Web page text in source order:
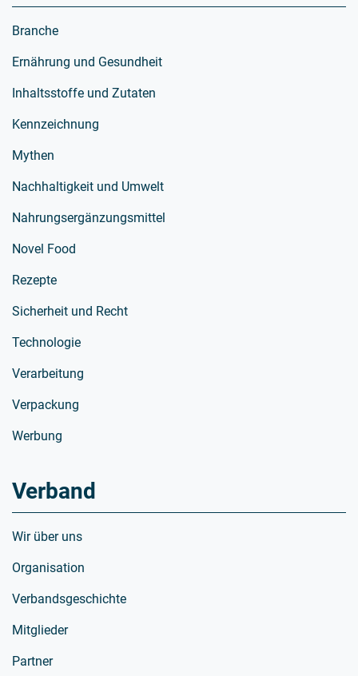
Branche
Ernährung und Gesundheit
Inhaltsstoffe und Zutaten
Kennzeichnung
Mythen
Nachhaltigkeit und Umwelt
Nahrungsergänzungsmittel
Novel Food
Rezepte
Sicherheit und Recht
Technologie
Verarbeitung
Verpackung
Werbung
Verband
Wir über uns
Organisation
Verbandsgeschichte
Mitglieder
Partner